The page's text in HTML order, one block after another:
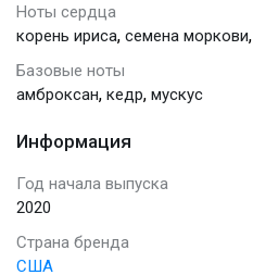
Ноты сердца
корень ириса, семена моркови,
Базовые ноты
амброксан, кедр, мускус
Информация
Год начала выпуска
2020
Страна бренда
США